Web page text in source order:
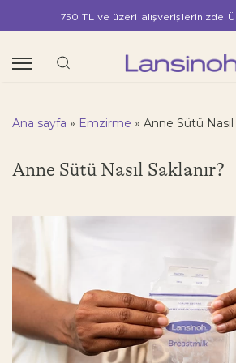
750 TL ve üzeri alışverişlerinizde
Ana sayfa » Emzirme » Anne Sütü Nasıl
Anne Sütü Nasıl Saklanır?